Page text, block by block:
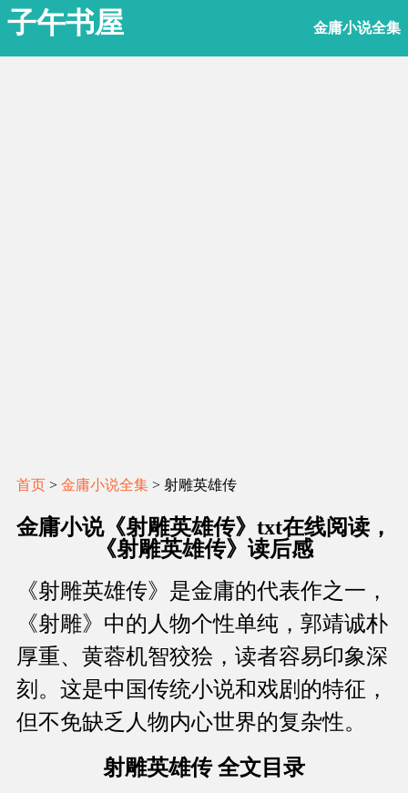
子午书屋 金庸小说全集
首页 > 金庸小说全集 > 射雕英雄传
金庸小说《射雕英雄传》txt在线阅读，
《射雕英雄传》读后感
《射雕英雄传》是金庸的代表作之一，
《射雕》中的人物个性单纯，郭靖诚朴
厚重、黄蓉机智狡狯，读者容易印象深
刻。这是中国传统小说和戏剧的特征，
但不免缺乏人物内心世界的复杂性。
射雕英雄传 全文目录